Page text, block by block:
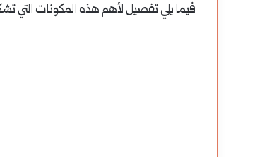
فيما يلي تفصيل لأهم هذه المكونات التي تشكل